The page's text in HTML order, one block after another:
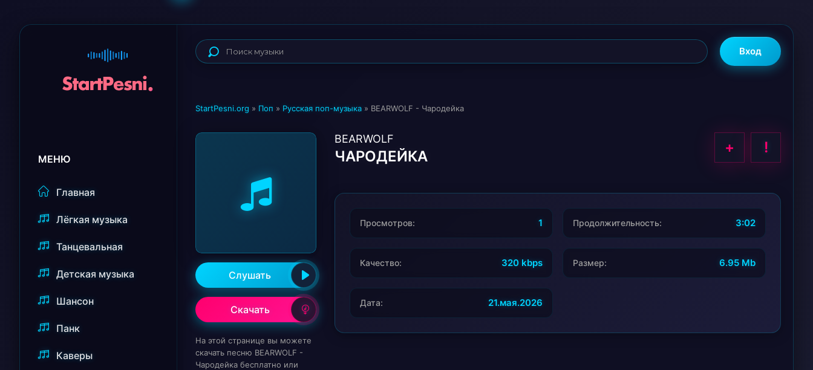
МЕНЮ
Главная
Лёгкая музыка
Танцевальная
Детская музыка
Шансон
Панк
Каверы
Вход
StartPesni.org » Поп » Русская поп-музыка » BEARWOLF - Чародейка
Слушать
Скачать
На этой странице вы можете
скачать песню BEARWOLF -
Чародейка бесплатно или
BEARWOLF
ЧАРОДЕЙКА
+ !
Просмотров: 1 Продолжительность: 3:02
Качество: 320 kbps Размер: 6.95 Mb
Дата: 21.мая.2026